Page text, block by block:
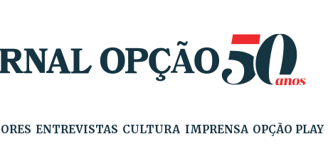
ENTREVISTAS CULTURA IMPRENSA OPÇÃO PLAY